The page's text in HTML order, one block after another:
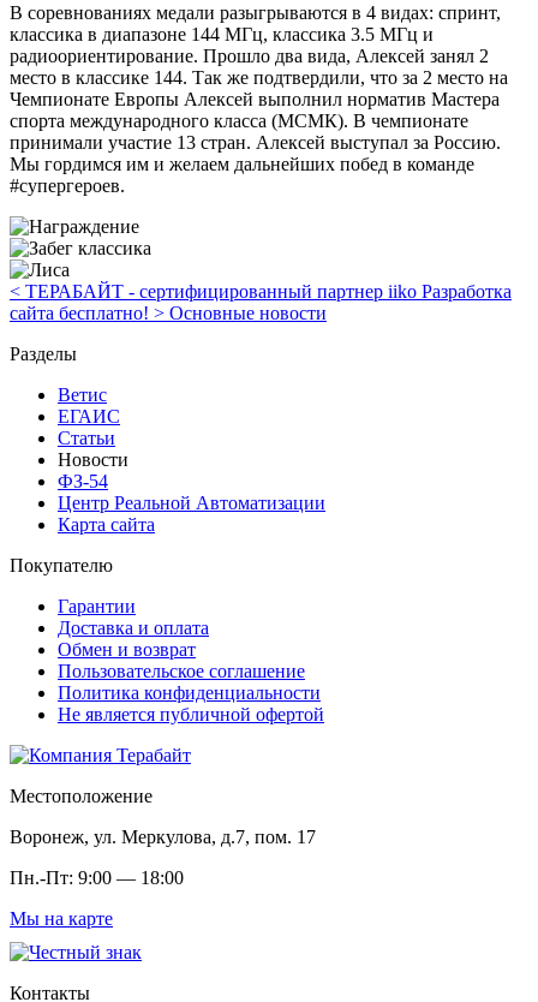
В соревнованиях медали разыгрываются в 4 видах: спринт,
классика в диапазоне 144 МГц, классика 3.5 МГц и
радиоориентирование. Прошло два вида, Алексей занял 2
место в классике 144. Так же подтвердили, что за 2 место на
Чемпионате Европы Алексей выполнил норматив Мастера
спорта международного класса (МСМК). В чемпионате
принимали участие 13 стран. Алексей выступал за Россию.
Мы гордимся им и желаем дальнейших побед в команде
#супергероев.
< ТЕРАБАЙТ - сертифицированный партнер iiko Разработка
сайта бесплатно! > Основные новости
Разделы
Ветис
ЕГАИС
Статьи
Новости
ФЗ-54
Центр Реальной Автоматизации
Карта сайта
Покупателю
Гарантии
Доставка и оплата
Обмен и возврат
Пользовательское соглашение
Политика конфиденциальности
Не является публичной офертой
Местоположение
Воронеж, ул. Меркулова, д.7, пом. 17
Пн.-Пт: 9:00 — 18:00
Мы на карте
Контакты